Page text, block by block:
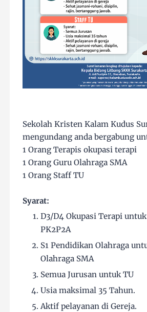
Sekolah Kristen Kalam Kudus
mengundang anda bergabung
1 Orang Terapis okupasi terapi
1 Orang Guru Olahraga SMA
1 Orang Staff TU
Syarat:
D3/D4 Okupasi Terapi
PK2P2A
S1 Pendidikan Olahraga
Olahraga SMA
Semua Jurusan untuk TU
Usia maksimal 35 Tahun.
Aktif pelayanan di Gereja.